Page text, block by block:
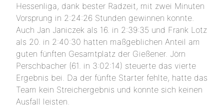
Hessenliga, dank bester Radzeit, mit zwei Minuten
Vorsprung in 2:24:26 Stunden gewinnen konnte.
Auch Jan Janiczek als 16. in 2:39:35 und Frank Lotz
als 20. in 2:40:30 hatten maßgeblichen Anteil am
guten fünften Gesamtplatz der Gießener. Jörn
Perschbacher (61. in 3:02:14) steuerte das vierte
Ergebnis bei. Da der fünfte Starter fehlte, hatte das
Team kein Streichergebnis und konnte sich keinen
Ausfall leisten.